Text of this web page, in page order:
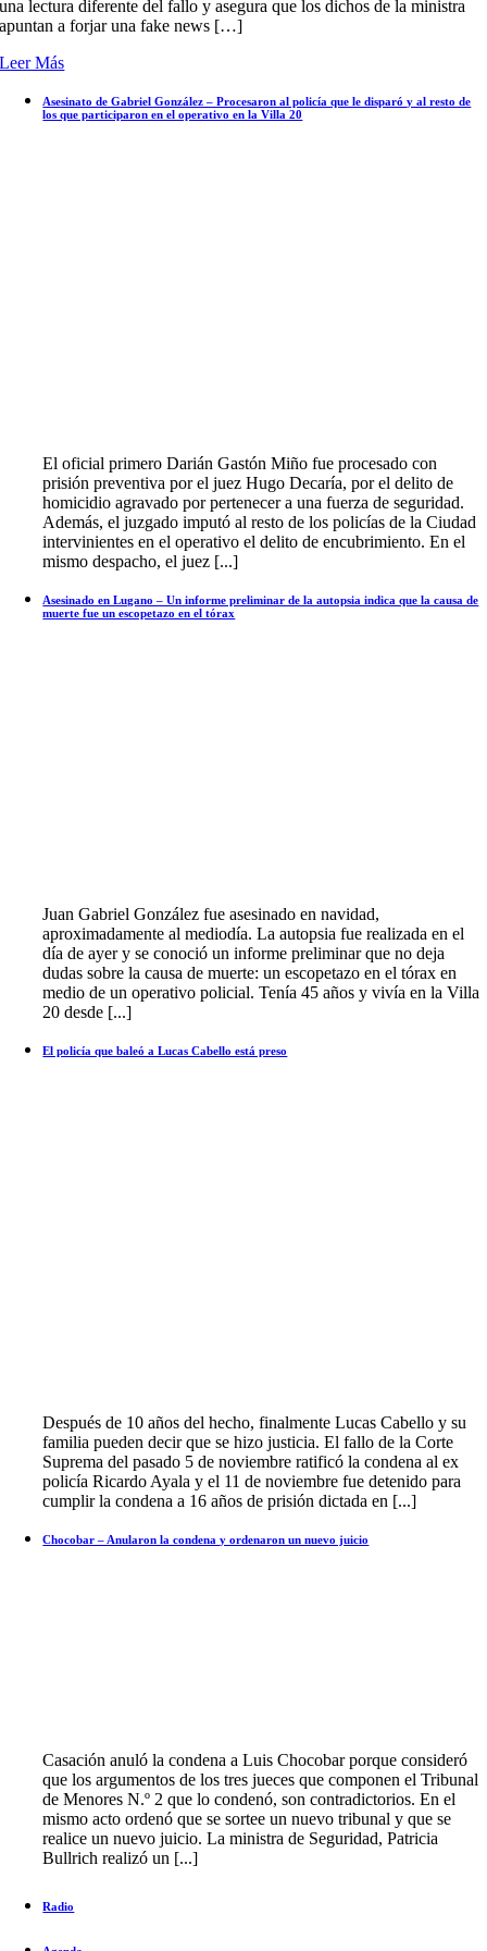
una lectura diferente del fallo y asegura que los dichos de la ministra
apuntan a forjar una fake news […]
Leer Más
Asesinato de Gabriel González – Procesaron al policía que le disparó y al resto de
los que participaron en el operativo en la Villa 20
El oficial primero Darián Gastón Miño fue procesado con
prisión preventiva por el juez Hugo Decaría, por el delito de
homicidio agravado por pertenecer a una fuerza de seguridad.
Además, el juzgado imputó al resto de los policías de la Ciudad
intervinientes en el operativo el delito de encubrimiento. En el
mismo despacho, el juez [...]
Asesinado en Lugano – Un informe preliminar de la autopsia indica que la causa de
muerte fue un escopetazo en el tórax
Juan Gabriel González fue asesinado en navidad,
aproximadamente al mediodía. La autopsia fue realizada en el
día de ayer y se conoció un informe preliminar que no deja
dudas sobre la causa de muerte: un escopetazo en el tórax en
medio de un operativo policial. Tenía 45 años y vivía en la Villa
20 desde [...]
El policía que baleó a Lucas Cabello está preso
Después de 10 años del hecho, finalmente Lucas Cabello y su
familia pueden decir que se hizo justicia. El fallo de la Corte
Suprema del pasado 5 de noviembre ratificó la condena al ex
policía Ricardo Ayala y el 11 de noviembre fue detenido para
cumplir la condena a 16 años de prisión dictada en [...]
Chocobar – Anularon la condena y ordenaron un nuevo juicio
Casación anuló la condena a Luis Chocobar porque consideró
que los argumentos de los tres jueces que componen el Tribunal
de Menores N.º 2 que lo condenó, son contradictorios. En el
mismo acto ordenó que se sortee un nuevo tribunal y que se
realice un nuevo juicio. La ministra de Seguridad, Patricia
Bullrich realizó un [...]
Radio